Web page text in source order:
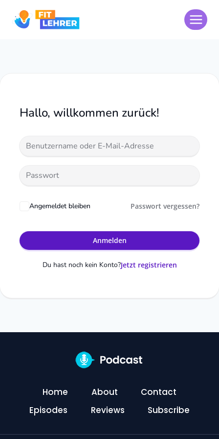
Inhalt
Hallo, willkommen zurück!
Angemeldet bleiben Passwort vergessen?
Anmelden
Du hast noch kein Konto?Jetzt registrieren
Home About
Contact
Episodes
Reviews Subscribe